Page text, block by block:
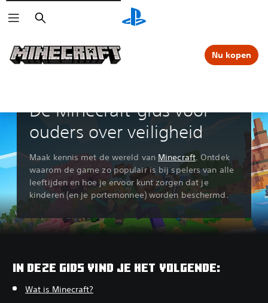
Zoeken
Nu kopen
De Minecraft-gids voor
ouders over veiligheid
Maak kennis met de wereld van Minecraft. Ontdek
waarom de game zo populair is bij spelers van alle
leeftijden en hoe je ervoor kunt zorgen dat je
kinderen (en je portemonnee) worden beschermd.
IN DEZE GIDS VIND JE HET VOLGENDE:
Wat is Minecraft?‎